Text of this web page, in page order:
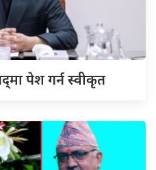
पेश गर्न स्वीकृत